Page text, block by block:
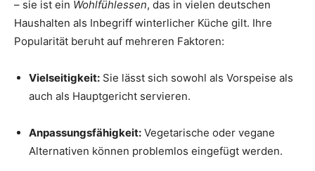
– sie ist ein Wohlfühlessen, das in vielen deutschen
Haushalten als Inbegriff winterlicher Küche gilt. Ihre
Popularität beruht auf mehreren Faktoren:
Vielseitigkeit: Sie lässt sich sowohl als Vorspeise als
auch als Hauptgericht servieren.
Anpassungsfähigkeit: Vegetarische oder vegane
Alternativen können problemlos eingefügt werden.